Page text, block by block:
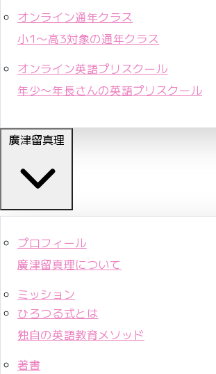
オンライン通年クラス
小1〜高3対象の通年クラス
オンライン英語プリスクール
年少〜年長さんの英語プリスクール
廣津留真理
プロフィール
廣津留真理について
ミッション
ひろつる式とは
独自の英語教育メソッド
著書